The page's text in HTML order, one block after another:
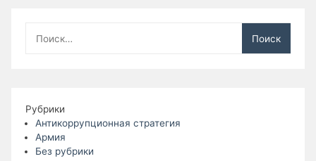
Рубрики
Антикоррупционная стратегия
Армия
Без рубрики